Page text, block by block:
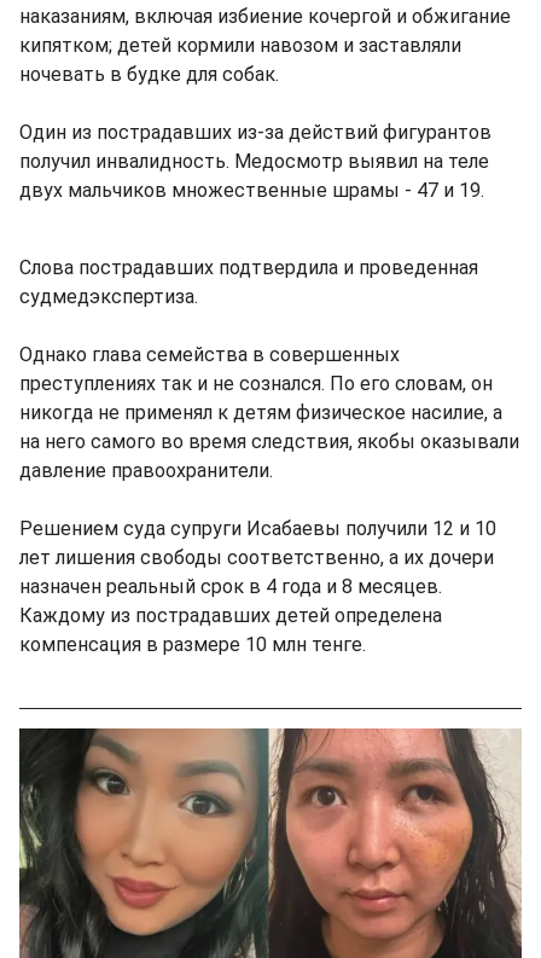
наказаниям, включая избиение кочергой и обжигание
кипятком; детей кормили навозом и заставляли
ночевать в будке для собак.
Один из пострадавших из-за действий фигурантов
получил инвалидность. Медосмотр выявил на теле
двух мальчиков множественные шрамы - 47 и 19.
Слова пострадавших подтвердила и проведенная
судмедэкспертиза.
Однако глава семейства в совершенных
преступлениях так и не сознался. По его словам, он
никогда не применял к детям физическое насилие, а
на него самого во время следствия, якобы оказывали
давление правоохранители.
Решением суда супруги Исабаевы получили 12 и 10
лет лишения свободы соответственно, а их дочери
назначен реальный срок в 4 года и 8 месяцев.
Каждому из пострадавших детей определена
компенсация в размере 10 млн тенге.